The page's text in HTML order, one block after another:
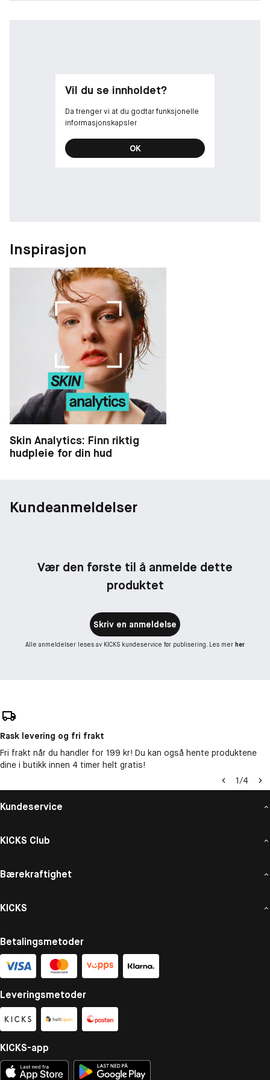
Vil du se innholdet?
Da trenger vi at du godtar funksjonelle
informasjonskapsler
OK
Inspirasjon
Skin Analytics: Finn riktig
hudpleie for din hud
Kundeanmeldelser
Vær den første til å anmelde dette
produktet
Skriv en anmeldelse
Alle anmeldelser leses av KICKS kundeservice før publisering. Les mer her
Rask levering og fri frakt
Fri frakt når du handler for 199 kr! Du kan også hente produktene
dine i butikk innen 4 timer helt gratis!
1/4
Kundeservice
KICKS Club
Bærekraftighet
KICKS
Betalingsmetoder
Leveringsmetoder
KICKS-app